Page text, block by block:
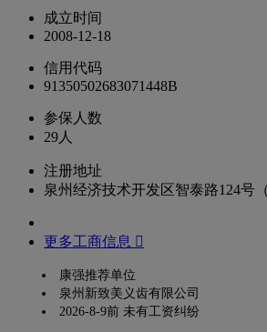
成立时间
2008-12-18
信用代码
91350502683071448B
参保人数
29人
注册地址
泉州经济技术开发区智泰路124号
更多工商信息 
康强推荐单位
泉州新致美义齿有限公司
2026-8-9前 未有工资纠纷